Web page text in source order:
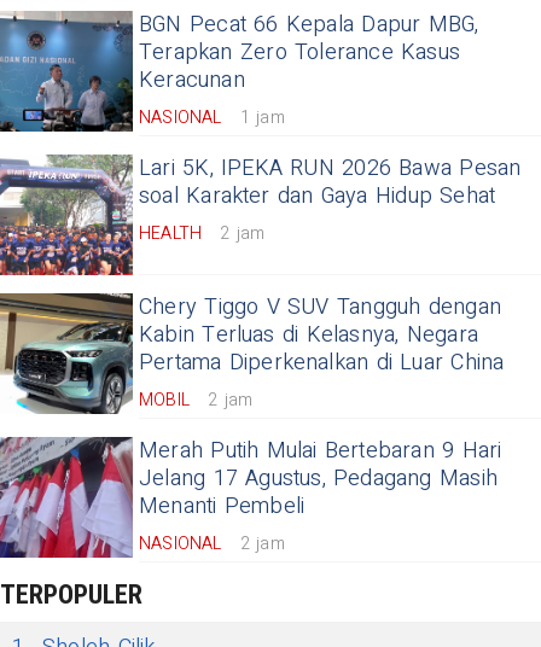
BGN Pecat 66 Kepala Dapur MBG,
Terapkan Zero Tolerance Kasus
Keracunan
NASIONAL 1 jam
Lari 5K, IPEKA RUN 2026 Bawa Pesan
soal Karakter dan Gaya Hidup Sehat
HEALTH 2 jam
Chery Tiggo V SUV Tangguh dengan
Kabin Terluas di Kelasnya, Negara
Pertama Diperkenalkan di Luar China
MOBIL 2 jam
Merah Putih Mulai Bertebaran 9 Hari
Jelang 17 Agustus, Pedagang Masih
Menanti Pembeli
NASIONAL 2 jam
TERPOPULER